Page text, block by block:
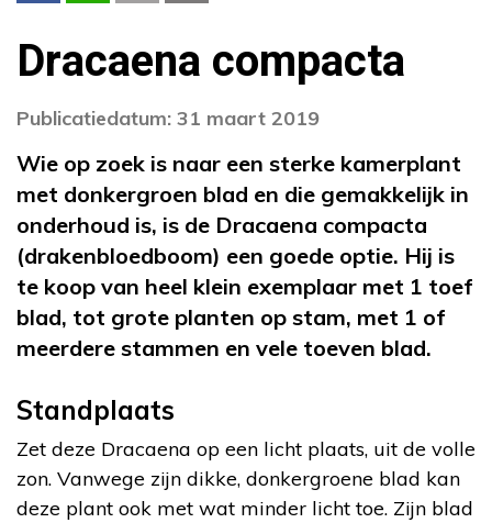
Dracaena compacta
Publicatiedatum: 31 maart 2019
Wie op zoek is naar een sterke kamerplant
met donkergroen blad en die gemakkelijk in
onderhoud is, is de Dracaena compacta
(drakenbloedboom) een goede optie. Hij is
te koop van heel klein exemplaar met 1 toef
blad, tot grote planten op stam, met 1 of
meerdere stammen en vele toeven blad.
Standplaats
Zet deze Dracaena op een licht plaats, uit de volle
zon. Vanwege zijn dikke, donkergroene blad kan
deze plant ook met wat minder licht toe. Zijn blad